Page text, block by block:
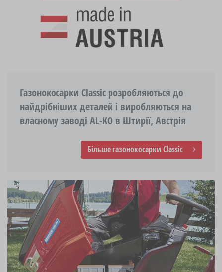
Газонокосарки Classic розробляються до
найдрібніших деталей і виробляються на
власному заводі AL-KO в Штирії, Австрія
Більше газонокосарки Classic